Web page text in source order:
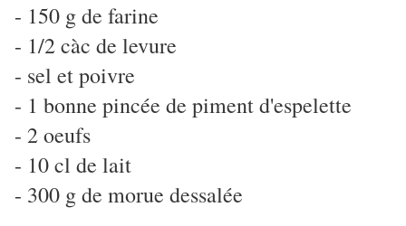
- 150 g de farine
- 1/2 càc de levure
- sel et poivre
- 1 bonne pincée de piment d'espelette
- 2 oeufs
- 10 cl de lait
- 300 g de morue dessalée